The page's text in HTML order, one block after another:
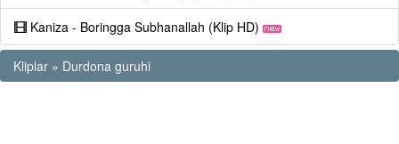
Kaniza - Boringga Subhanallah (Klip HD)
Kliplar » Durdona guruhi